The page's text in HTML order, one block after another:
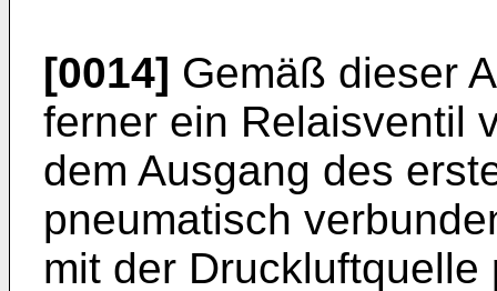
[0014] Gemäß dieser
ferner ein Relaisventil
dem Ausgang des
pneumatisch
mit der